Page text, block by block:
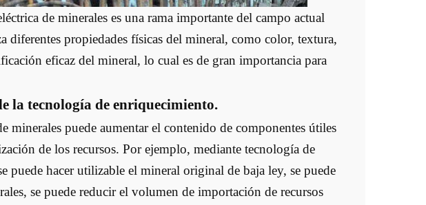
de minerales es una rama importante del campo actual
diferentes propiedades físicas del mineral, como color, textura,
eficaz del mineral, lo cual es de gran importancia para
la tecnología de enriquecimiento.
minerales puede aumentar el contenido de componentes útiles
de los recursos. Por ejemplo, mediante tecnología de
puede hacer utilizable el mineral original de baja ley, se puede
se puede reducir el volumen de importación de recursos